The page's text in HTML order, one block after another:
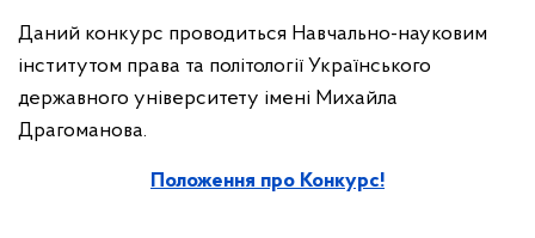
Даний конкурс проводиться Навчально-науковим
інститутом права та політології Українського
державного університету імені Михайла
Драгоманова.
Положення про Конкурс!